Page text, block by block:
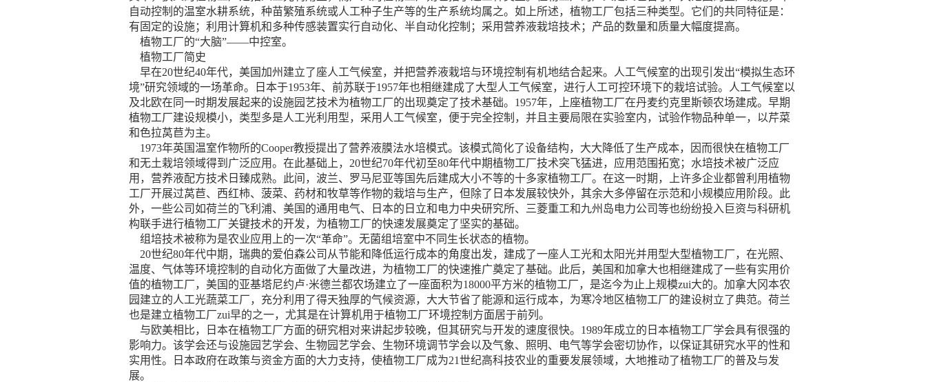
自动控制的温室水耕系统，种苗繁殖系统或人工种子生产等的生产系统均属之。如上所述，植物工厂包括三种类型。它们的共同特征是：
有固定的设施；利用计算机和多种传感装置实行自动化、半自动化控制；采用营养液栽培技术；产品的数量和质量大幅度提高。
植物工厂的“大脑”——中控室。
植物工厂简史
早在20世纪40年代，美国加州建立了座人工气候室，并把营养液栽培与环境控制有机地结合起来。人工气候室的出现引发出“模拟生态环
境”研究领域的一场革命。日本于1953年、前苏联于1957年也相继建成了大型人工气候室，进行人工可控环境下的栽培试验。人工气候室以
及北欧在同一时期发展起来的设施园艺技术为植物工厂的出现奠定了技术基础。1957年，上座植物工厂在丹麦约克里斯顿农场建成。早期
植物工厂建设规模小，类型多是人工光利用型，采用人工气候室，便于完全控制，并且主要局限在实验室内，试验作物品种单一，以芹菜
和色拉莴苣为主。
1973年英国温室作物所的Cooper教授提出了营养液膜法水培模式。该模式简化了设备结构，大大降低了生产成本，因而很快在植物工厂
和无土栽培领域得到广泛应用。在此基础上，20世纪70年代初至80年代中期植物工厂技术突飞猛进，应用范围拓宽；水培技术被广泛应
用，营养液配方技术日臻成熟。此间，波兰、罗马尼亚等国先后建成大小不等的十多家植物工厂。在这一时期，上许多企业都曾利用植物
工厂开展过莴苣、西红柿、菠菜、药材和牧草等作物的栽培与生产，但除了日本发展较快外，其余大多停留在示范和小规模应用阶段。此
外，一些公司如荷兰的飞利浦、美国的通用电气、日本的日立和电力中央研究所、三菱重工和九州岛电力公司等也纷纷投入巨资与科研机
构联手进行植物工厂关键技术的开发，为植物工厂的快速发展奠定了坚实的基础。
组培技术被称为是农业应用上的一次“革命”。无菌组培室中不同生长状态的植物。
20世纪80年代中期，瑞典的爱伯森公司从节能和降低运行成本的角度出发，建成了一座人工光和太阳光并用型大型植物工厂，在光照、
温度、气体等环境控制的自动化方面做了大量改进，为植物工厂的快速推广奠定了基础。此后，美国和加拿大也相继建成了一些有实用价
值的植物工厂，美国的亚基塔尼约卢·米德兰都农场建立了一座面积为18000平方米的植物工厂，是迄今为止上规模zui大的。加拿大冈本农
园建立的人工光蔬菜工厂，充分利用了得天独厚的气候资源，大大节省了能源和运行成本，为寒冷地区植物工厂的建设树立了典范。荷兰
也是建立植物工厂zui早的之一，尤其是在计算机用于植物工厂环境控制方面居于前列。
与欧美相比，日本在植物工厂方面的研究相对来讲起步较晚，但其研究与开发的速度很快。1989年成立的日本植物工厂学会具有很强的
影响力。该学会还与设施园艺学会、生物园艺学会、生物环境调节学会以及气象、照明、电气等学会密切协作，以保证其研究水平的性和
实用性。日本政府在政策与资金方面的大力支持，使植物工厂成为21世纪高科技农业的重要发展领域，大地推动了植物工厂的普及与发
展。